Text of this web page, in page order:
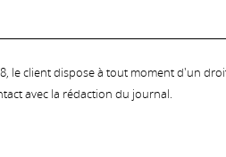
le client dispose à tout moment d'un
avec la rédaction du journal.